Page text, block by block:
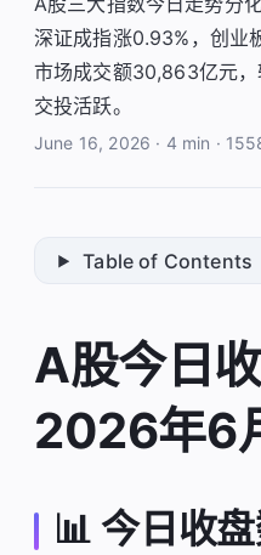
深证成指涨0.93%，创业
市场成交额30,863亿元
交投活跃。
June 16, 2026 · 4 min ·
Table of Contents
A股今日
2026年6
📊 今日收